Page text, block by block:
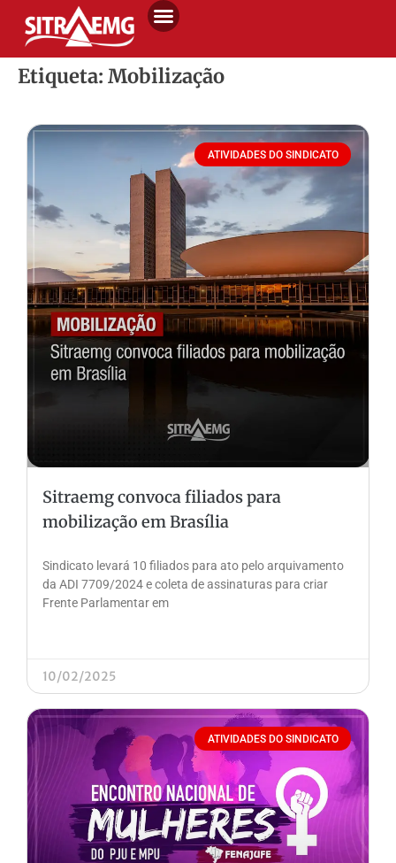
Etiqueta: Mobilização
ATIVIDADES DO SINDICATO
Sitraemg convoca filiados para
mobilização em Brasília
Sindicato levará 10 filiados para ato pelo arquivamento
da ADI 7709/2024 e coleta de assinaturas para criar
Frente Parlamentar em
10/02/2025
ATIVIDADES DO SINDICATO